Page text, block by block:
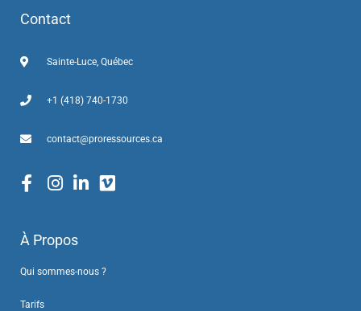
Contact
Sainte-Luce, Québec
+1 (418) 740-1730
contact@proressources.ca
À Propos
Qui sommes-nous ?
Tarifs